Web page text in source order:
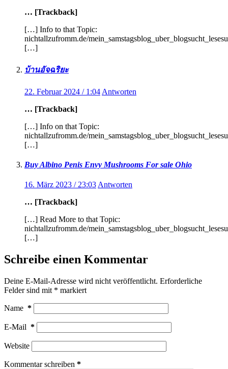
… [Trackback]
[…] Info to that Topic:
nichtallzufromm.de/
[…]
บ้านอัจฉริยะ
22. Februar 2024 / 1:04 Antworten
… [Trackback]
[…] Info on that Topic:
nichtallzufromm.de/
[…]
Buy Albino Penis Envy Mushrooms For sale Ohio
16. März 2023 / 23:03 Antworten
… [Trackback]
[…] Read More to that Topic:
nichtallzufromm.de/
[…]
Schreibe einen Kommentar
Deine E-Mail-Adresse wird nicht veröffentlicht. Erforderliche
Felder sind mit * markiert
Name *
E-Mail *
Website
Kommentar schreiben *